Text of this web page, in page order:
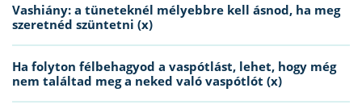
Vashiány: a tüneteknél mélyebbre kell ásnod, ha meg
szeretnéd szüntetni (x)
Ha folyton félbehagyod a vaspótlást, lehet, hogy még
nem találtad meg a neked való vaspótlót (x)